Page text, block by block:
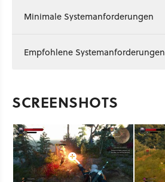
Minimale Systemanforderungen
Empfohlene Systemanforderungen
SCREENSHOTS